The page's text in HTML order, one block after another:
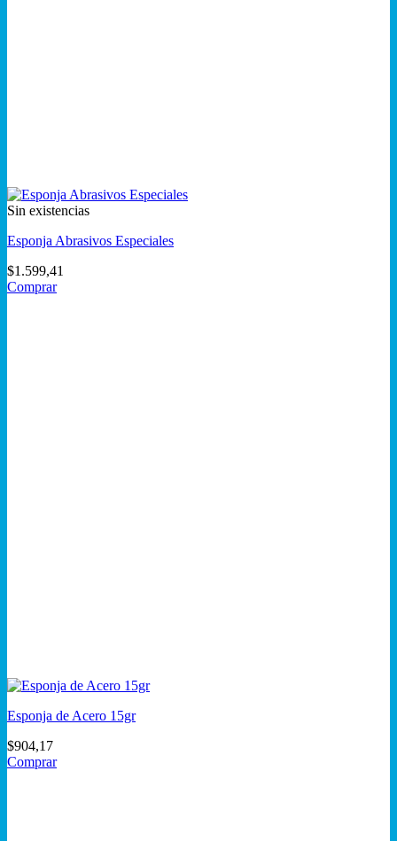
Sin existencias
Esponja Abrasivos Especiales
$1.599,41
Comprar
Esponja de Acero 15gr
$904,17
Comprar